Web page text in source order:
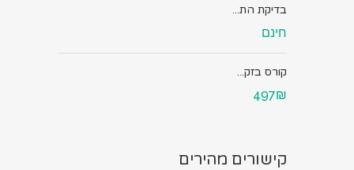
בדיקת הת...
חינם
קורס בזק...
497₪
קישורים מהירים